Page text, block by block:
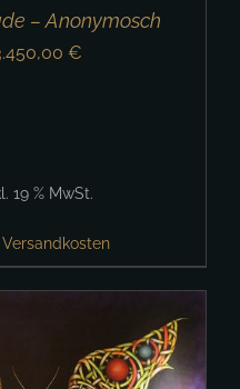
– Anonymosch
€
19 % MwSt.
Versandkosten